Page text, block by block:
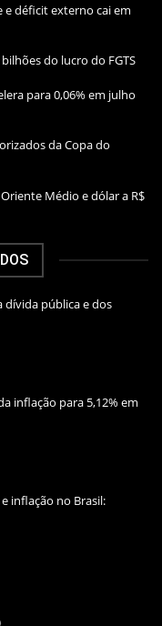
e déficit externo cai em
do lucro do FGTS
para 0,06% em julho
da Copa do
Médio e dólar a R$
dívida pública e dos
inflação para 5,12% em
inflação no Brasil: